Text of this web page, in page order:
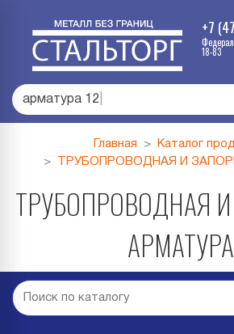
+7
18-83
арматура 1 |
Главная
Каталог
ТРУБОПРОВОДНАЯ И
ТРУБОПРОВОДНАЯ
АРМАТУРА